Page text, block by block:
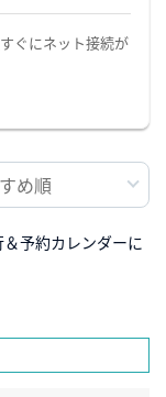
ぐにネット接続が
予約カレンダーに